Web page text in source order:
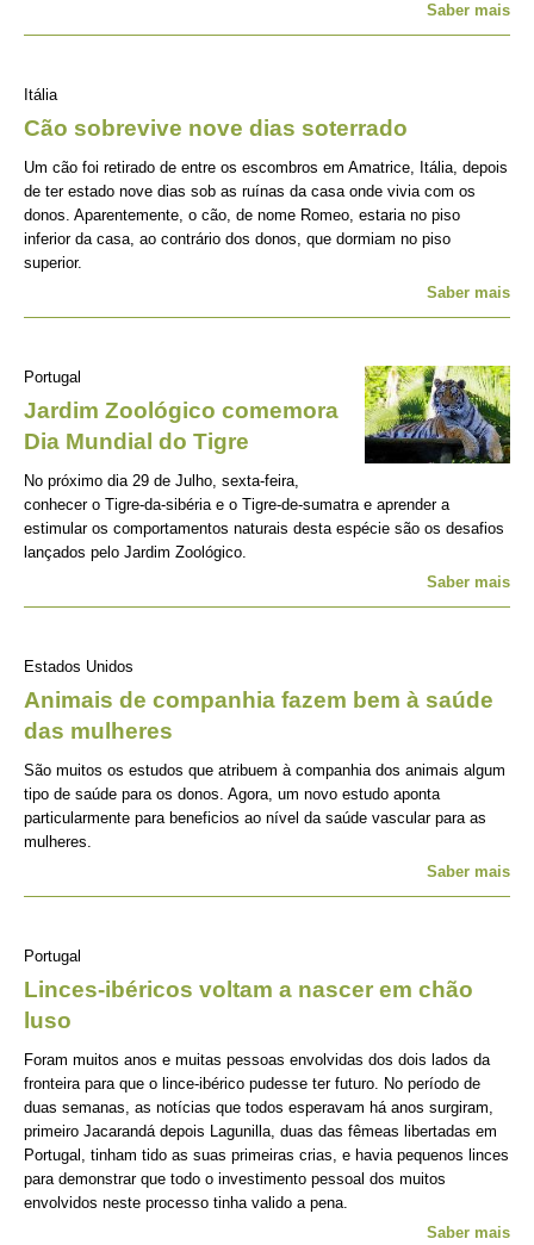
Saber mais
Itália
Cão sobrevive nove dias soterrado
Um cão foi retirado de entre os escombros em Amatrice, Itália, depois
de ter estado nove dias sob as ruínas da casa onde vivia com os
donos. Aparentemente, o cão, de nome Romeo, estaria no piso
inferior da casa, ao contrário dos donos, que dormiam no piso
superior.
Saber mais
Portugal
Jardim Zoológico comemora
Dia Mundial do Tigre
No próximo dia 29 de Julho, sexta-feira,
conhecer o Tigre-da-sibéria e o Tigre-de-sumatra e aprender a
estimular os comportamentos naturais desta espécie são os desafios
lançados pelo Jardim Zoológico.
Saber mais
Estados Unidos
Animais de companhia fazem bem à saúde
das mulheres
São muitos os estudos que atribuem à companhia dos animais algum
tipo de saúde para os donos. Agora, um novo estudo aponta
particularmente para beneficios ao nível da saúde vascular para as
mulheres.
Saber mais
Portugal
Linces-ibéricos voltam a nascer em chão
luso
Foram muitos anos e muitas pessoas envolvidas dos dois lados da
fronteira para que o lince-ibérico pudesse ter futuro. No período de
duas semanas, as notícias que todos esperavam há anos surgiram,
primeiro Jacarandá depois Lagunilla, duas das fêmeas libertadas em
Portugal, tinham tido as suas primeiras crias, e havia pequenos linces
para demonstrar que todo o investimento pessoal dos muitos
envolvidos neste processo tinha valido a pena.
Saber mais